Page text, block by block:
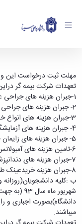
تاریخچه
و
معرفی
برنامه
راهبردی
دانشگاه
نقشه
دانشگاه
ساختار
سازمانی
سازمان
دانشگاه
حوزه
ریاست
معاونت
پذیرش
کارشناسی
تحصیلات
تکمیلی
پسا
دکترا
استعدادهای
درخشان
دانشجویان
غیرایرانی
مهمانی
و
انتقال
حمایت‌های
تحصیلی
پژوهش
فناوری و
کارآفرینی
دفتر
ارتباط
با
صنعت
پردیس
علم
و
فناوری
مراکز
تحقیقات
و فناوری
پژوهشکده
دانشکده‌ها
پردیس
اصلی
مهندسی
کشاورزی
شیمی
و
علوم
نفت
علوم
انسانی
هنر
و
معماری
رفاهی
رفاهی
پرسنل
اداره
رفاه
کارکنان
مهمانسرای
دانشگاه
رفاهی
دانشجویان
مدیریت
امور
دانشجویان
اعضای
هیأت
علمی
کارکنان
دانشجویان
فارغ
التحصیلان
فوق
برنامه
فعالیت‌های
دانشجویی
انجمن‌های
علمی
پایگاه
خبری
بسنا
پیشخوان
دانشگاه بوعلی
مهلت ثبت درخواست این
تعهدات شرکت بیمه گر
1-جبران هزینه های جراحی عمومی تاسقف مبلغ30000000 ریال
2- جبران هزینه های جراحی خاص تاسقف مبلغ50000000ریال
3-جبران هزینه های انواع خدمات پاراکلینیکی تاسقف مبلغ 3000000ریال
4- جبران هزینه های آزمایشگاهی تاسقف مبلغ 2000000ریال
5- جبران هزینه های زایمان طبیعی وسزارین تاسقف مبلغ 5000000ریال
6-تامین هزینه های آمبولانس تاسقف مبلغ 1000000ریال
7-جبران هزینه های دندانپزشکی تاسقف مبلغ 2000000ریال
8-جبران هزینه خریدعینک طبی تاسقف مبلغ 1000000ریال
ب :کلیه دانشجویان(روزانه
شهریور
دانشگاه)بصورت اجباری
میباشند.